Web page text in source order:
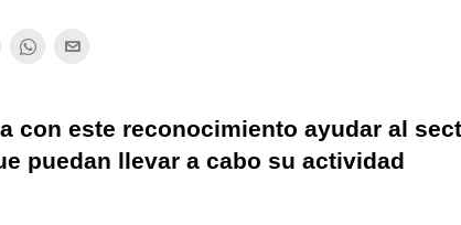
con este reconocimiento ayudar al
puedan llevar a cabo su actividad